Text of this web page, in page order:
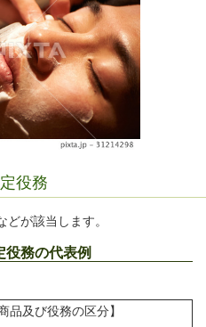
役務
が該当します。
役務の代表例
品及び役務の区分】